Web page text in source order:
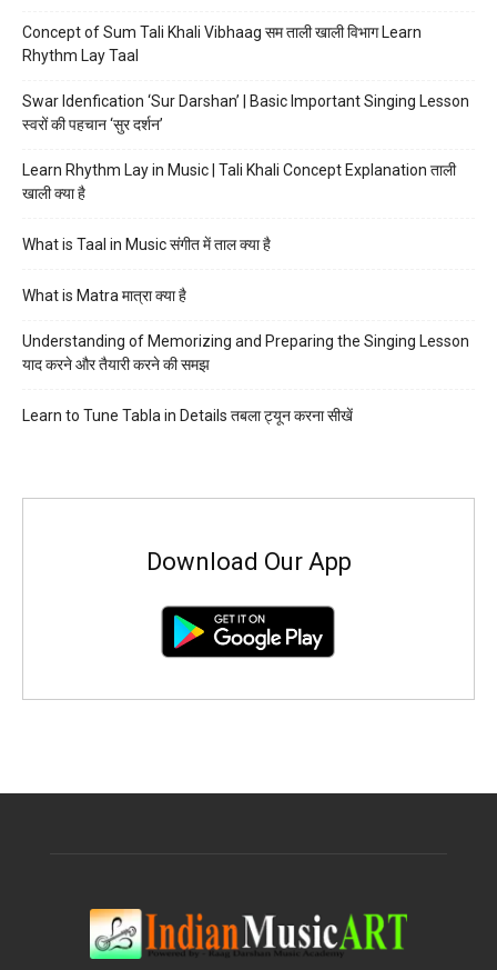
Concept of Sum Tali Khali Vibhaag सम ताली खाली विभाग Learn
Rhythm Lay Taal
Swar Idenfication ‘Sur Darshan’ | Basic Important Singing Lesson
स्वरों की पहचान ‘सुर दर्शन’
Learn Rhythm Lay in Music | Tali Khali Concept Explanation ताली
खाली क्या है
What is Taal in Music संगीत में ताल क्या है
What is Matra मात्रा क्या है
Understanding of Memorizing and Preparing the Singing Lesson
याद करने और तैयारी करने की समझ
Learn to Tune Tabla in Details तबला ट्यून करना सीखें
Download Our App